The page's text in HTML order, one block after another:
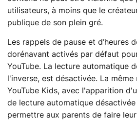
utilisateurs, à moins que le
publique de son plein gré.
Les rappels de pause et d’heures
dorénavant activés par défaut
YouTube. La lecture automatique
l'inverse, est désactivée. La même
YouTube Kids, avec l'apparition
de lecture automatique
permettre aux parents de faire